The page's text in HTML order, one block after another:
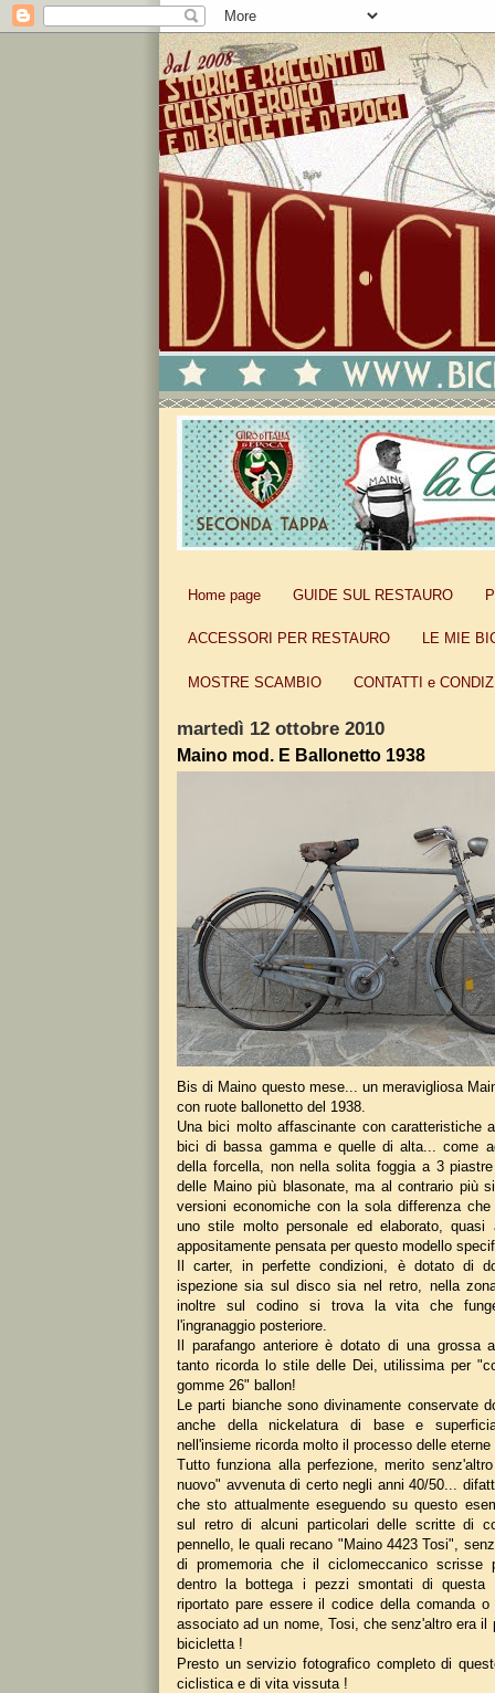
Home page GUIDE SUL RESTAURO
ACCESSORI PER RESTAURO LE MIE
MOSTRE SCAMBIO CONTATTI e
martedì 12 ottobre 2010
Maino mod. E Ballonetto 1938
Bis di Maino questo mese... un meravigliosa
con ruote ballonetto del 1938.
Una bici molto affascinante con caratteristiche
bici di bassa gamma e quelle di alta... come
della forcella, non nella solita foggia a 3
delle Maino più blasonate, ma al contrario più
versioni economiche con la sola differenza
uno stile molto personale ed elaborato, quasi
appositamente pensata per questo modello
Il carter, in perfette condizioni, è dotato di
ispezione sia sul disco sia nel retro, nella
inoltre sul codino si trova la vita che
l'ingranaggio posteriore.
Il parafango anteriore è dotato di una grossa
tanto ricorda lo stile delle Dei, utilissima per
gomme 26" ballon!
Le parti bianche sono divinamente conservate
anche della nickelatura di base e
nell'insieme ricorda molto il processo delle
Tutto funziona alla perfezione, merito
nuovo" avvenuta di certo negli anni 40/50...
che sto attualmente eseguendo su questo
sul retro di alcuni particolari delle scritte di
pennello, le quali recano "Maino 4423 Tosi",
di promemoria che il ciclomeccanico scrisse
dentro la bottega i pezzi smontati di questa
riportato pare essere il codice della comanda
associato ad un nome, Tosi, che senz'altro era il
bicicletta !
Presto un servizio fotografico completo di
ciclistica e di vita vissuta !